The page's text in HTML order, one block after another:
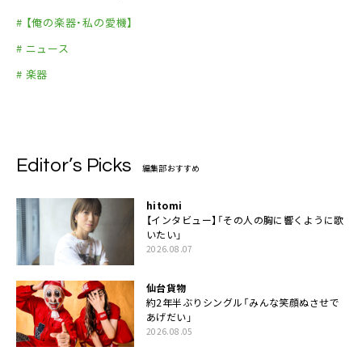
# 【俺の楽器・私の愛機】
# ニュース
# 楽器
Editor’s Picks 編集部おすすめ
hitomi
【インタビュー】「その人の胸に響くように歌
いたい」
2026.08.07
仙台貨物
約2年半ぶりシングル「みんな笑顔ぬさせで
あげだい」
2026.08.05